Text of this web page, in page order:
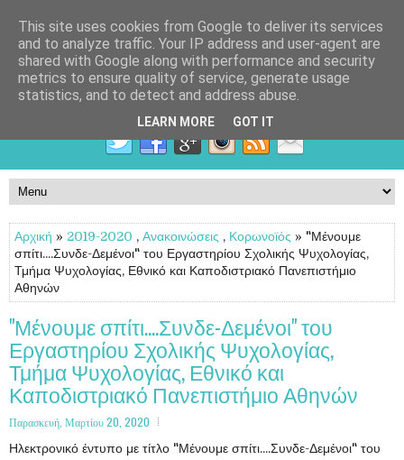
Αρχική » 2019-2020 , Ανακοινώσεις , Κορωνοϊός » "Μένουμε
σπίτι....Συνδε-Δεμένοι" του Εργαστηρίου Σχολικής Ψυχολογίας,
Τμήμα Ψυχολογίας, Εθνικό και Καποδιστριακό Πανεπιστήμιο
Αθηνών
"Μένουμε σπίτι....Συνδε-Δεμένοι" του
Εργαστηρίου Σχολικής Ψυχολογίας,
Τμήμα Ψυχολογίας, Εθνικό και
Καποδιστριακό Πανεπιστήμιο Αθηνών
Παρασκευή, Μαρτίου 20, 2020
Ηλεκτρονικό έντυπο με τίτλο "Μένουμε σπίτι....Συνδε-Δεμένοι" του
This site uses cookies from Google to deliver its services
and to analyze traffic. Your IP address and user-agent are
shared with Google along with performance and security
metrics to ensure quality of service, generate usage
statistics, and to detect and address abuse.
LEARN MORE GOT IT